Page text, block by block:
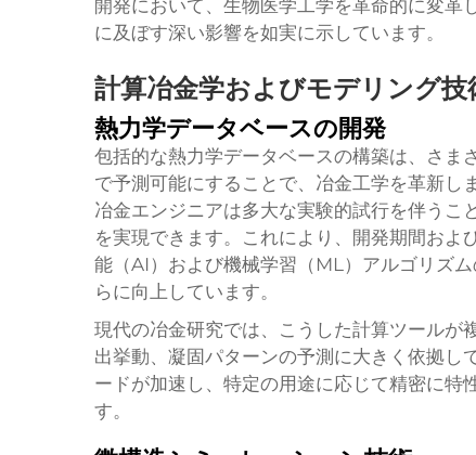
開発において、生物医学工学を革命的に変革
に及ぼす深い影響を如実に示しています。
計算冶金学およびモデリング技
熱力学データベースの開発
包括的な熱力学データベースの構築は、さま
で予測可能にすることで、冶金工学を革新し
冶金エンジニアは多大な実験的試行を伴う
を実現できます。これにより、開発期間お
能（AI）および機械学習（ML）アルゴリズ
らに向上しています。
現代の冶金研究では、こうした計算ツールが
出挙動、凝固パターンの予測に大きく依拠
ードが加速し、特定の用途に応じて精密に特
す。